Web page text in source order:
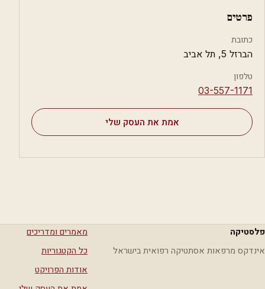
פרטים
כתובת
הברזל 5, תל אביב
טלפון
⁦03-557-1171⁩
אמת את העסק שלי
פלסטיקה
אינדקס מרפאות אסתטיקה רפואית בישראל
מאמרים ומדריכים
כל הקטגוריות
אודות הפרויקט